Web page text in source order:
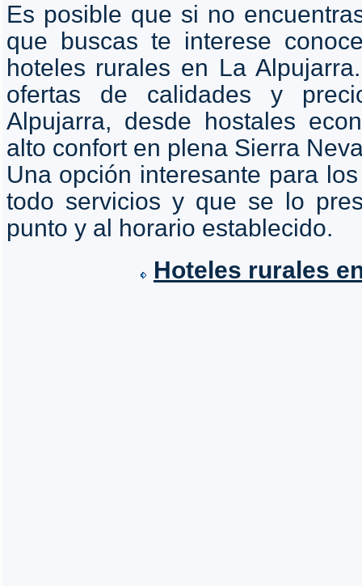
Es posible que si no
que buscas te interese
hoteles rurales en La
ofertas de calidades y
Alpujarra, desde hostales
alto confort en plena Sierra
Una opción interesante para
todo servicios y que se lo
punto y al horario establecido.
Hoteles rurales